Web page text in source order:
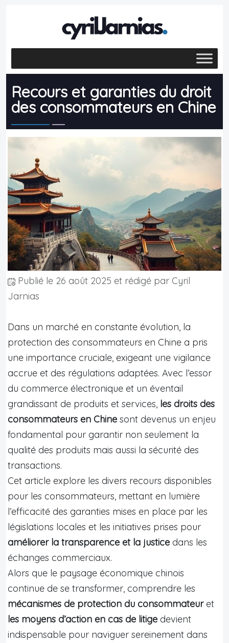
Recours et garanties du droit
des consommateurs en Chine
Publié le 26 août 2025 et rédigé par Cyril
Jarnias
Dans un marché en constante évolution, la
protection des consommateurs en Chine a pris
une importance cruciale, exigeant une vigilance
accrue et des régulations adaptées. Avec l’essor
du commerce électronique et un éventail
grandissant de produits et services, les droits des
consommateurs en Chine sont devenus un enjeu
fondamental pour garantir non seulement la
qualité des produits mais aussi la sécurité des
transactions.
Cet article explore les divers recours disponibles
pour les consommateurs, mettant en lumière
l’efficacité des garanties mises en place par les
législations locales et les initiatives prises pour
améliorer la transparence et la justice dans les
échanges commerciaux.
Alors que le paysage économique chinois
continue de se transformer, comprendre les
mécanismes de protection du consommateuret
les moyens d’action en cas de litige devient
indispensable pour naviguer sereinement dans